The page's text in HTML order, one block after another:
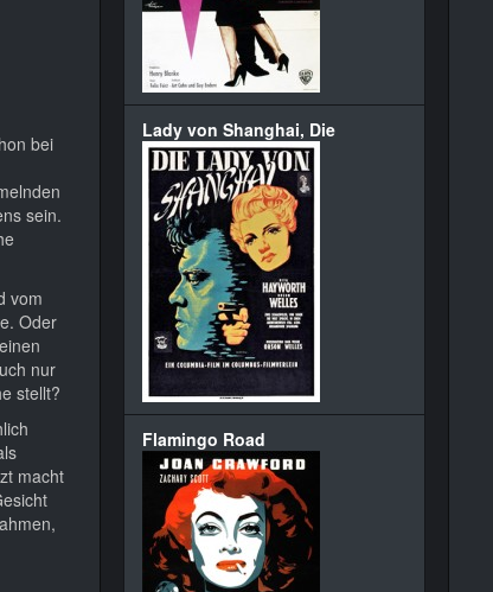
bei
sein.
vom
Oder
nur
stellt?
macht
Lady von Shanghai, Die
Flamingo Road